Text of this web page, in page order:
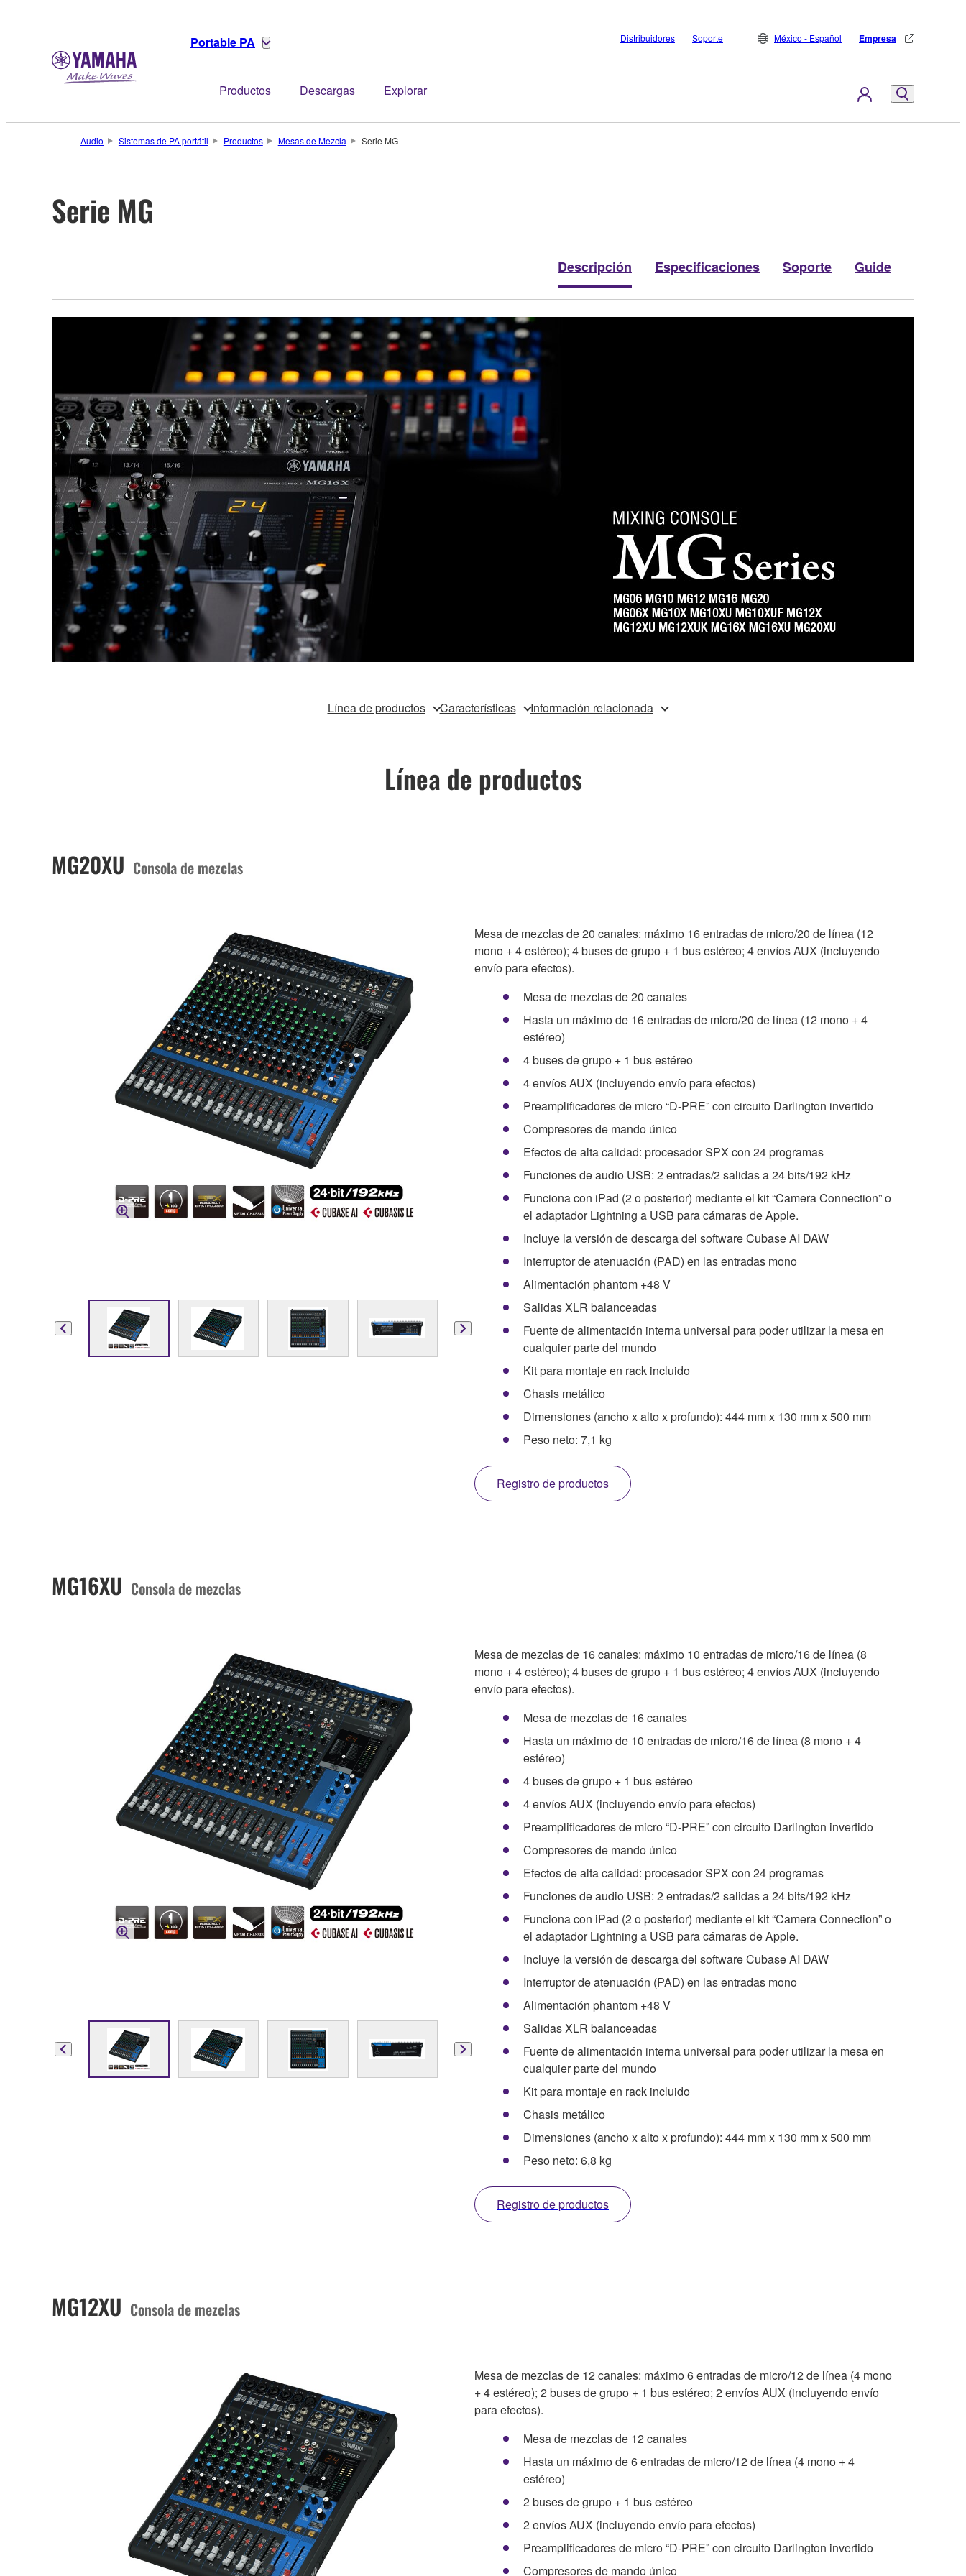
Portable PA
Productos Descargas Explorar
Distribuidores Soporte México - Español Empresa
Audio Sistemas de PA portátil Productos Mesas de Mezcla Serie MG
Serie MG
Descripción Especificaciones Soporte Guide
Línea de productos Características Información relacionada
Línea de productos
MG20XU Consola de mezclas
Mesa de mezclas de 20 canales: máximo 16 entradas de micro/20 de línea (12
mono + 4 estéreo); 4 buses de grupo + 1 bus estéreo; 4 envíos AUX (incluyendo
envío para efectos).
Mesa de mezclas de 20 canales
Hasta un máximo de 16 entradas de micro/20 de línea (12 mono + 4
estéreo)
4 buses de grupo + 1 bus estéreo
4 envíos AUX (incluyendo envío para efectos)
Preamplificadores de micro “D-PRE” con circuito Darlington invertido
Compresores de mando único
Efectos de alta calidad: procesador SPX con 24 programas
Funciones de audio USB: 2 entradas/2 salidas a 24 bits/192 kHz
Funciona con iPad (2 o posterior) mediante el kit “Camera Connection” o
el adaptador Lightning a USB para cámaras de Apple.
Incluye la versión de descarga del software Cubase AI DAW
Interruptor de atenuación (PAD) en las entradas mono
Alimentación phantom +48 V
Salidas XLR balanceadas
Fuente de alimentación interna universal para poder utilizar la mesa en
cualquier parte del mundo
Kit para montaje en rack incluido
Chasis metálico
Dimensiones (ancho x alto x profundo): 444 mm x 130 mm x 500 mm
Peso neto: 7,1 kg
Registro de productos
MG16XU Consola de mezclas
Mesa de mezclas de 16 canales: máximo 10 entradas de micro/16 de línea (8
mono + 4 estéreo); 4 buses de grupo + 1 bus estéreo; 4 envíos AUX (incluyendo
envío para efectos).
Mesa de mezclas de 16 canales
Hasta un máximo de 10 entradas de micro/16 de línea (8 mono + 4
estéreo)
4 buses de grupo + 1 bus estéreo
4 envíos AUX (incluyendo envío para efectos)
Preamplificadores de micro “D-PRE” con circuito Darlington invertido
Compresores de mando único
Efectos de alta calidad: procesador SPX con 24 programas
Funciones de audio USB: 2 entradas/2 salidas a 24 bits/192 kHz
Funciona con iPad (2 o posterior) mediante el kit “Camera Connection” o
el adaptador Lightning a USB para cámaras de Apple.
Incluye la versión de descarga del software Cubase AI DAW
Interruptor de atenuación (PAD) en las entradas mono
Alimentación phantom +48 V
Salidas XLR balanceadas
Fuente de alimentación interna universal para poder utilizar la mesa en
cualquier parte del mundo
Kit para montaje en rack incluido
Chasis metálico
Dimensiones (ancho x alto x profundo): 444 mm x 130 mm x 500 mm
Peso neto: 6,8 kg
Registro de productos
MG12XU Consola de mezclas
Mesa de mezclas de 12 canales: máximo 6 entradas de micro/12 de línea (4 mono
+ 4 estéreo); 2 buses de grupo + 1 bus estéreo; 2 envíos AUX (incluyendo envío
para efectos).
Mesa de mezclas de 12 canales
Hasta un máximo de 6 entradas de micro/12 de línea (4 mono + 4
estéreo)
2 buses de grupo + 1 bus estéreo
2 envíos AUX (incluyendo envío para efectos)
Preamplificadores de micro “D-PRE” con circuito Darlington invertido
Compresores de mando único